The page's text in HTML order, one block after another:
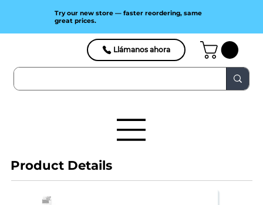
Llámanos ahora
Try our new store — faster reordering, same
great prices.
Product Details